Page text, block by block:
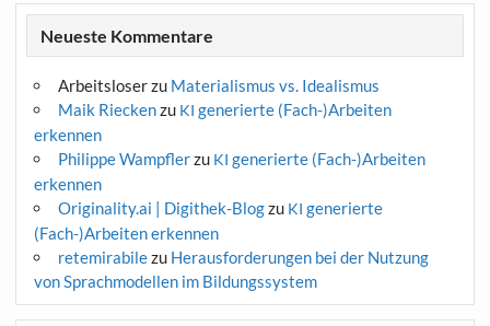
Neueste Kommentare
Arbeitsloserzu Materialismus vs. Idealismus
Maik Rieckenzu KI generierte (Fach-)Arbeiten
erkennen
Philippe Wampflerzu KI generierte (Fach-)Arbeiten
erkennen
Originality.ai | Digithek-Blogzu KI generierte
(Fach-)Arbeiten erkennen
retemirabilezu Herausforderungen bei der Nutzung
von Sprachmodellen im Bildungssystem